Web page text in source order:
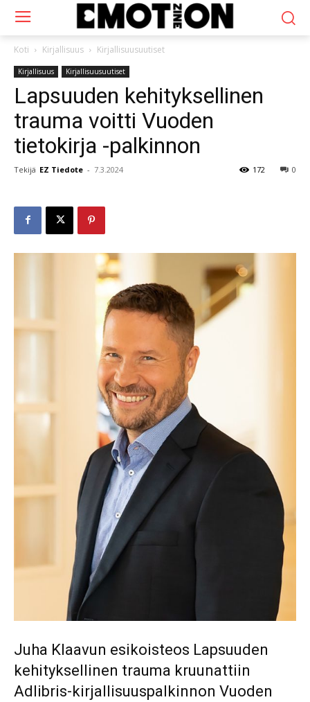
Koti Kirjallisuus Kirjallisuusuutiset
Kirjallisuus Kirjallisuusuutiset
Lapsuuden kehityksellinen
trauma voitti Vuoden
tietokirja -palkinnon
Tekijä EZ Tiedote - 7.3.2024 0
172
Juha Klaavun esikoisteos Lapsuuden
kehityksellinen trauma kruunattiin
Adlibris-kirjallisuuspalkinnon Vuoden